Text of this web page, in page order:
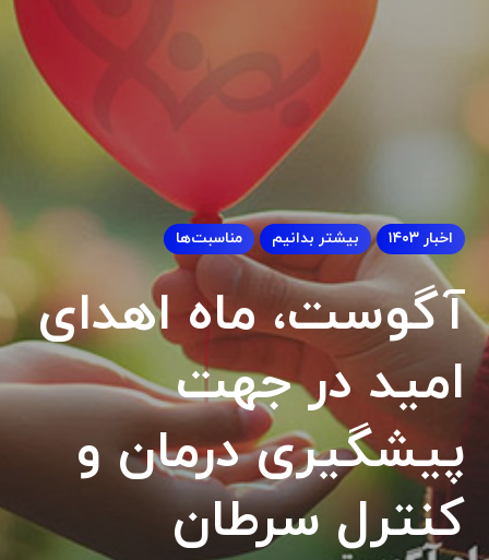
اخبار ۱۴۰۳ بیشتر بدانیم مناسبت‌ها
آگوست، ماه اهدای
امید در جهت
پیشگیری درمان و
کنترل سرطان